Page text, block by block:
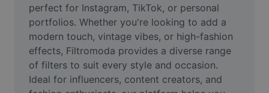
AI People Remover
AI Inpainting
Face Cutout
perfect for Instagram, TikTok, or personal
portfolios. Whether you're looking to add a
modern touch, vintage vibes, or high-fashion
effects, Filtromoda provides a diverse range
of filters to suit every style and occasion.
Ideal for influencers, content creators, and